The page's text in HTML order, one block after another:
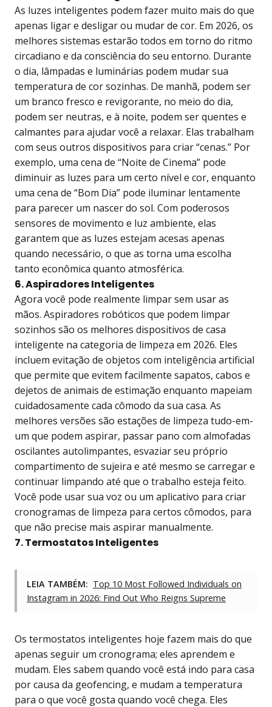
As luzes inteligentes podem fazer muito mais do que
apenas ligar e desligar ou mudar de cor. Em 2026, os
melhores sistemas estarão todos em torno do ritmo
circadiano e da consciência do seu entorno. Durante
o dia, lâmpadas e luminárias podem mudar sua
temperatura de cor sozinhas. De manhã, podem ser
um branco fresco e revigorante, no meio do dia,
podem ser neutras, e à noite, podem ser quentes e
calmantes para ajudar você a relaxar. Elas trabalham
com seus outros dispositivos para criar “cenas.” Por
exemplo, uma cena de “Noite de Cinema” pode
diminuir as luzes para um certo nível e cor, enquanto
uma cena de “Bom Dia” pode iluminar lentamente
para parecer um nascer do sol. Com poderosos
sensores de movimento e luz ambiente, elas
garantem que as luzes estejam acesas apenas
quando necessário, o que as torna uma escolha
tanto econômica quanto atmosférica.
6. Aspiradores Inteligentes
Agora você pode realmente limpar sem usar as
mãos. Aspiradores robóticos que podem limpar
sozinhos são os melhores dispositivos de casa
inteligente na categoria de limpeza em 2026. Eles
incluem evitação de objetos com inteligência artificial
que permite que evitem facilmente sapatos, cabos e
dejetos de animais de estimação enquanto mapeiam
cuidadosamente cada cômodo da sua casa. As
melhores versões são estações de limpeza tudo-em-
um que podem aspirar, passar pano com almofadas
oscilantes autolimpantes, esvaziar seu próprio
compartimento de sujeira e até mesmo se carregar e
continuar limpando até que o trabalho esteja feito.
Você pode usar sua voz ou um aplicativo para criar
cronogramas de limpeza para certos cômodos, para
que não precise mais aspirar manualmente.
7. Termostatos Inteligentes
LEIA TAMBÉM: Top 10 Most Followed Individuals on
Instagram in 2026: Find Out Who Reigns Supreme
Os termostatos inteligentes hoje fazem mais do que
apenas seguir um cronograma; eles aprendem e
mudam. Eles sabem quando você está indo para casa
por causa da geofencing, e mudam a temperatura
para o que você gosta quando você chega. Eles